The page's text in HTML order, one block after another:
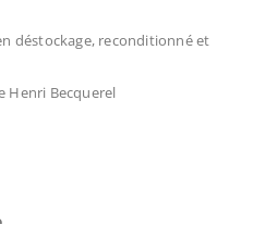
déstockage, reconditionné et
Henri Becquerel